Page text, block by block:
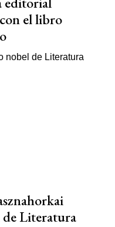
el libro
de Literatura